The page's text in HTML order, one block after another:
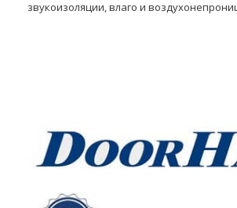
звукоизоляции, влаго и